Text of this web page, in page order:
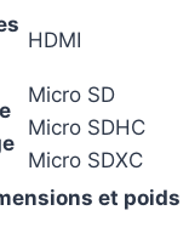
HDMI
Micro SD
Micro SDHC
Micro SDXC
et poids